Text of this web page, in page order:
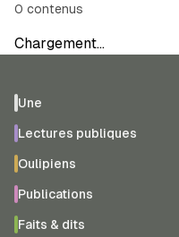
0 contenus
Chargement…
Une
Lectures publiques
Oulipiens
Publications
Faits & dits